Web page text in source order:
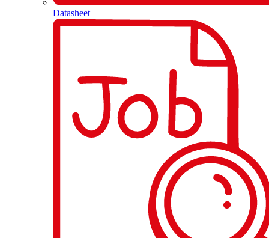
Datasheet